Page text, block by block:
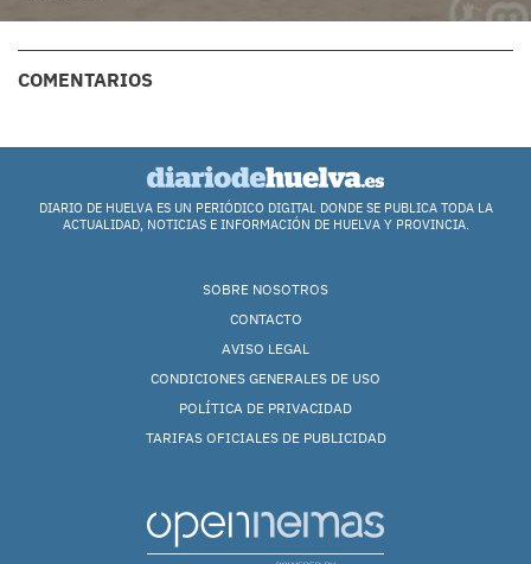
COMENTARIOS
DIARIO DE HUELVA ES UN PERIÓDICO DIGITAL DONDE SE PUBLICA TODA LA
ACTUALIDAD, NOTICIAS E INFORMACIÓN DE HUELVA Y PROVINCIA.
SOBRE NOSOTROS
CONTACTO
AVISO LEGAL
CONDICIONES GENERALES DE USO
POLÍTICA DE PRIVACIDAD
TARIFAS OFICIALES DE PUBLICIDAD